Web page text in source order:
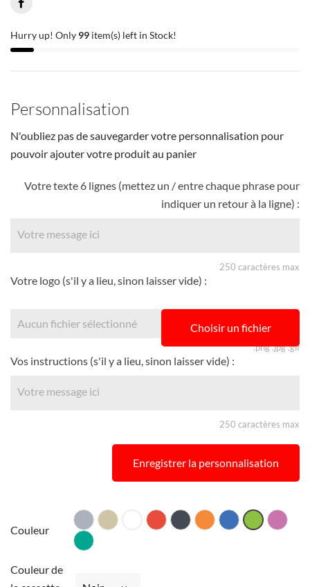
Hurry up! Only 99 item(s) left in Stock!
Personnalisation
N'oubliez pas de sauvegarder votre personnalisation pour
pouvoir ajouter votre produit au panier
Votre texte 6 lignes (mettez un / entre chaque phrase pour
indiquer un retour à la ligne) :
250 caractères max
Votre logo (s'il y a lieu, sinon laisser vide) :
Aucun fichier sélectionné Choisir un fichier
.png .jpg .gif
Vos instructions (s'il y a lieu, sinon laisser vide) :
250 caractères max
Enregistrer la personnalisation
Couleur
Gris TaupeBlancRougeNoir OrangeBleu Vert Fuschia
Turquoise
Couleur de